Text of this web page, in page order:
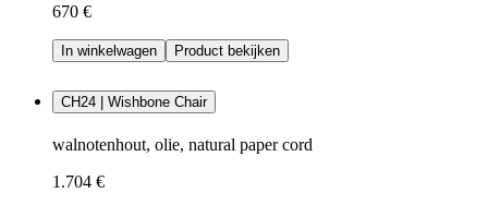
670 €
In winkelwagen Product bekijken
CH24 | Wishbone Chair
walnotenhout, olie, natural paper cord
1.704 €